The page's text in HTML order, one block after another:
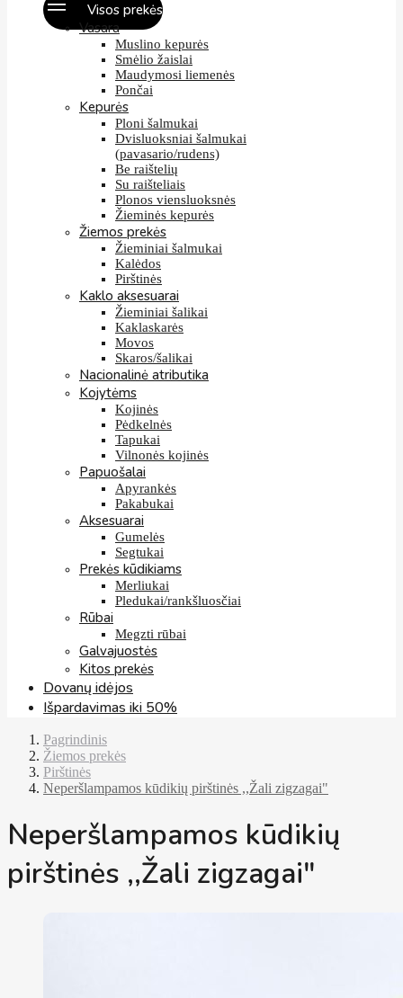
Visos prekės
Vasara
Muslino kepurės
Smėlio žaislai
Maudymosi liemenės
Pončai
Kepurės
Ploni šalmukai
Dvisluoksniai šalmukai
(pavasario/rudens)
Be raištelių
Su raišteliais
Plonos viensluoksnės
Žieminės kepurės
Žiemos prekės
Žieminiai šalmukai
Kalėdos
Pirštinės
Kaklo aksesuarai
Žieminiai šalikai
Kaklaskarės
Movos
Skaros/šalikai
Nacionalinė atributika
Kojytėms
Kojinės
Pėdkelnės
Tapukai
Vilnonės kojinės
Papuošalai
Apyrankės
Pakabukai
Aksesuarai
Gumelės
Segtukai
Prekės kūdikiams
Merliukai
Pledukai/rankšluosčiai
Rūbai
Megzti rūbai
Galvajuostės
Kitos prekės
Dovanų idėjos
Išpardavimas iki 50%
Pagrindinis
Žiemos prekės
Pirštinės
Neperšlampamos kūdikių pirštinės ,,Žali zigzagai"
Neperšlampamos kūdikių
pirštinės ,,Žali zigzagai"